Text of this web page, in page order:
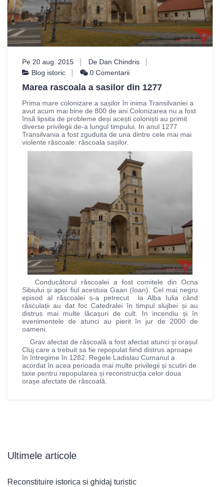
Pe 20 aug. 2015
De Dan Chindris
Blog istoric
0 Comentarii
Marea rascoala a sasilor din 1277
Prima mare colonizare a sașilor în inima Transilvaniei a
avut acum mai bine de 800 de ani.Colonizarea nu a fost
însă lipsita de probleme deși acești coloniști au primit
diverse privilegii de-a lungul timpului. In anul 1277
Transilvania a fost zguduita de una dintre cele mai mai
violente răscoale: răscoala sașilor.
Conducătorul răscoalei a fost comitele din Ocna
Sibiului și apoi fiul acestuia Gaan (Ioan). Cel mai negru
episod al răscoalei s-a petrecut la Alba Iulia când
răsculații au dat foc Catedralei în timpul slujbei și au
distrus mai multe lăcașuri de cult. In incendiu și în
evenimentele de atunci au pierit în jur de 2000 de
oameni.
Grav afectat de răscoală a fost afectat atunci și orașul
Cluj care a trebuit sa fie repopulat fiind distrus aproape
în întregime în 1282. Regele Ladislau Cumanul a
acordat în acea perioada mai multe privilegii și scutiri de
taxe pentru repopularea și reconstrucția celor doua
orașe afectate de răscoală.
Ultimele articole
Reconstituire istorica si ghidaj turistic